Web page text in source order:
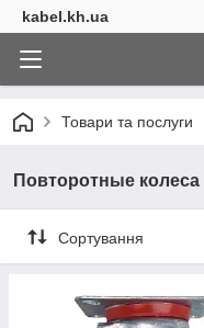
kabel.kh.ua
Товари та послуги
Повторотные колеса
Сортування